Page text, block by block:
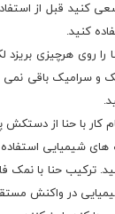
کنید قبل از
کنید.
را روی هرچیزی
و سرامیک باقی نمی
کار با حنا از دستکش
ترکیب حنا با
در واکنش